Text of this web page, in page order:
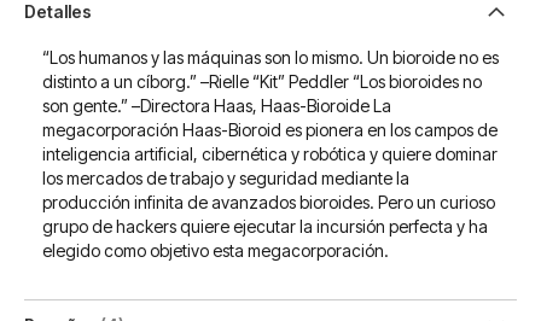
Detalles
“Los humanos y las máquinas son lo mismo. Un bioroide no es
distinto a un cíborg.” –Rielle “Kit” Peddler “Los bioroides no
son gente.” –Directora Haas, Haas-Bioroide La
megacorporación Haas-Bioroid es pionera en los campos de
inteligencia artificial, cibernética y robótica y quiere dominar
los mercados de trabajo y seguridad mediante la
producción infinita de avanzados bioroides. Pero un curioso
grupo de hackers quiere ejecutar la incursión perfecta y ha
elegido como objetivo esta megacorporación.